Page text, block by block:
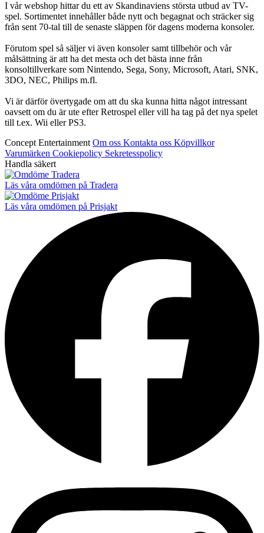
I vår webshop hittar du ett av Skandinaviens största utbud av TV-
spel. Sortimentet innehåller både nytt och begagnat och sträcker sig
från sent 70-tal till de senaste släppen för dagens moderna konsoler.
Förutom spel så säljer vi även konsoler samt tillbehör och vår
målsättning är att ha det mesta och det bästa inne från
konsoltillverkare som Nintendo, Sega, Sony, Microsoft, Atari, SNK,
3DO, NEC, Philips m.fl.
Vi är därför övertygade om att du ska kunna hitta något intressant
oavsett om du är ute efter Retrospel eller vill ha tag på det nya spelet
till t.ex. Wii eller PS3.
Concept Entertainment Om oss Kontakta oss Köpvillkor
Varumärken Cookiepolicy Sekretesspolicy
Handla säkert
Läs våra omdömen på Tradera
Läs våra omdömen på Prisjakt